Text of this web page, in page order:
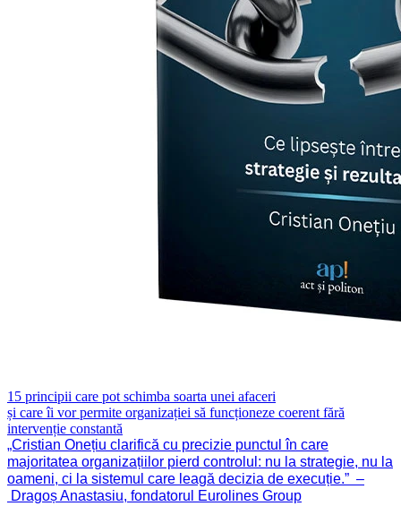
15 principii care pot schimba soarta unei afaceri
și care îi vor permite organizației să funcționeze coerent fără
intervenție constantă
„Cristian Onețiu clarifică cu precizie punctul în care
majoritatea organizațiilor pierd controlul: nu la strategie, nu la
oameni, ci la sistemul care leagă decizia de execuție.” –
Dragoș Anastasiu, fondatorul Eurolines Group